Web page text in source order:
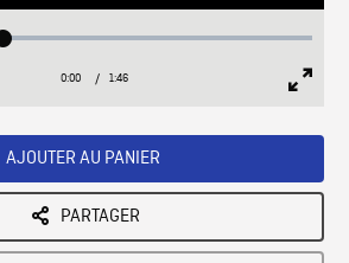
Loaded:
Current
0:00 / Duration
1:46
AJOUTER AU PANIER
PARTAGER